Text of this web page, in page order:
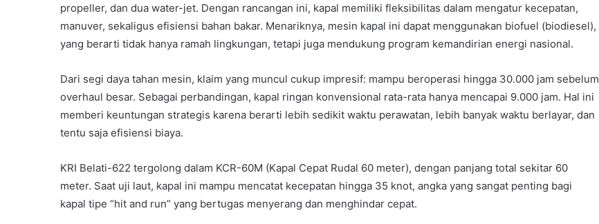
propeller, dan dua water-jet. Dengan rancangan ini, kapal memiliki fleksibilitas dalam mengatur kecepatan,
manuver, sekaligus efisiensi bahan bakar. Menariknya, mesin kapal ini dapat menggunakan biofuel (biodiesel),
yang berarti tidak hanya ramah lingkungan, tetapi juga mendukung program kemandirian energi nasional.
Dari segi daya tahan mesin, klaim yang muncul cukup impresif: mampu beroperasi hingga 30.000 jam sebelum
overhaul besar. Sebagai perbandingan, kapal ringan konvensional rata-rata hanya mencapai 9.000 jam. Hal ini
memberi keuntungan strategis karena berarti lebih sedikit waktu perawatan, lebih banyak waktu berlayar, dan
tentu saja efisiensi biaya.
KRI Belati-622 tergolong dalam KCR-60M (Kapal Cepat Rudal 60 meter), dengan panjang total sekitar 60
meter. Saat uji laut, kapal ini mampu mencatat kecepatan hingga 35 knot, angka yang sangat penting bagi
kapal tipe “hit and run” yang bertugas menyerang dan menghindar cepat.